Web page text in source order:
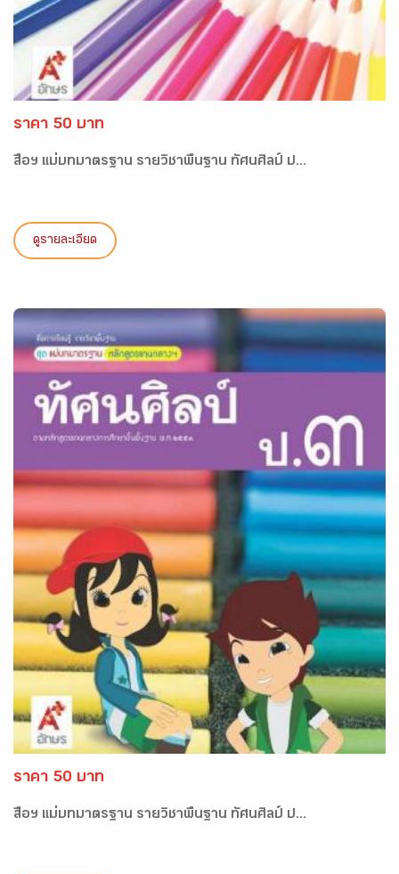
ราคา 50 บาท
สื่อฯ แม่บทมาตรฐาน รายวิชาพื้นฐาน ทัศนศิลป์ ป...
ดูรายละเอียด
ราคา 50 บาท
สื่อฯ แม่บทมาตรฐาน รายวิชาพื้นฐาน ทัศนศิลป์ ป...